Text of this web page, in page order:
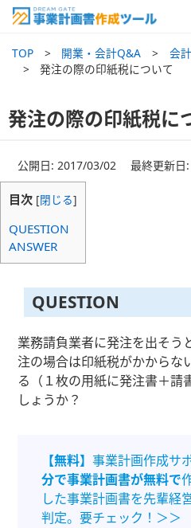
TOP 開業・会計Q&A 会
発注の際の印紙税について
発注の際の印紙税に
公開日: 2017/03/02 最終更新日:
目次 [閉じる]
QUESTION
ANSWER
QUESTION
業務請負業者に発注を出そう
注の場合は印紙税がかからな
る（１枚の用紙に発注書＋請
しょうか？
【無料】事業計画作成サ
分で事業計画書が無料で
した事業計画書を先輩経
判定。要チェック！＞＞